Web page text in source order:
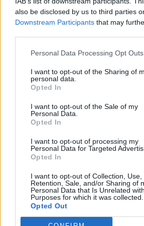
also be disclosed by us to third parties
Downstream Participants that may
Personal Data Processing Opt Outs
I want to opt-out of the Sharing of
personal data.
Opted In
I want to opt-out of the Sale of my
Personal Data.
Opted In
I want to opt-out of processing my
Personal Data for Targeted
Opted In
I want to opt-out of Collection, Use,
Retention, Sale, and/or Sharing of
Personal Data that Is Unrelated
Purposes for which it was collected.
Opted Out